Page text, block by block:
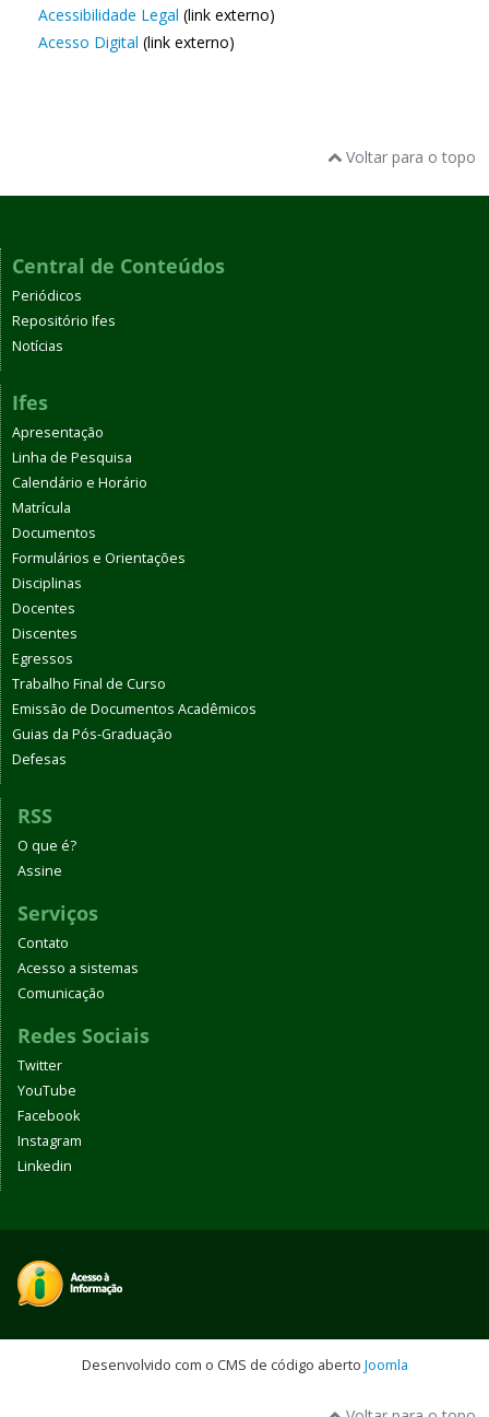
Acessibilidade Legal (link externo)
Acesso Digital (link externo)
Voltar para o topo
Central de Conteúdos
Periódicos
Repositório Ifes
Notícias
Ifes
Apresentação
Linha de Pesquisa
Calendário e Horário
Matrícula
Documentos
Formulários e Orientações
Disciplinas
Docentes
Discentes
Egressos
Trabalho Final de Curso
Emissão de Documentos Acadêmicos
Guias da Pós-Graduação
Defesas
RSS
O que é?
Assine
Serviços
Contato
Acesso a sistemas
Comunicação
Redes Sociais
Twitter
YouTube
Facebook
Instagram
Linkedin
Desenvolvido com o CMS de código aberto Joomla